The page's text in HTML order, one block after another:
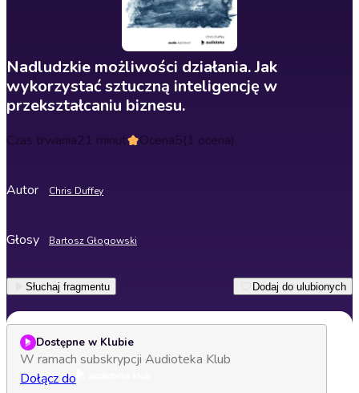
Nadludzkie możliwości działania. Jak
wykorzystać sztuczną inteligencję w
przekształcaniu biznesu.
Czas trwania21 minut Ocena5(1 ocena)
Autor Chris Duffey
Głosy Bartosz Głogowski
Słuchaj fragmentu Dodaj do ulubionych
Dostępne w Klubie
W ramach subskrypcji Audioteka Klub
Dołącz do